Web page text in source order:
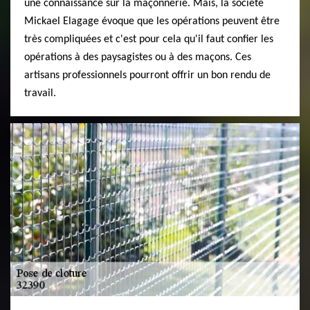
une connaissance sur la maçonnerie. Mais, la société
Mickael Elagage évoque que les opérations peuvent être
très compliquées et c'est pour cela qu'il faut confier les
opérations à des paysagistes ou à des maçons. Ces
artisans professionnels pourront offrir un bon rendu de
travail.